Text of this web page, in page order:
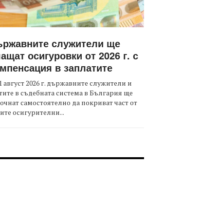
служители ще
осигуровки от 2026 г. с
в заплатите
август 2026 г. държавните служители и
в съдебната система в България ще
самостоятелно да покриват част от
осигурителни...